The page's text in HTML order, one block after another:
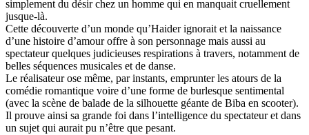
simplement du désir chez un homme qui en manquait cruellement
jusque-là.
Cette découverte d’un monde qu’Haider ignorait et la naissance
d’une histoire d’amour offre à son personnage mais aussi au
spectateur quelques judicieuses respirations à travers, notamment de
belles séquences musicales et de danse.
Le réalisateur ose même, par instants, emprunter les atours de la
comédie romantique voire d’une forme de burlesque sentimental
(avec la scène de balade de la silhouette géante de Biba en scooter).
Il prouve ainsi sa grande foi dans l’intelligence du spectateur et dans
un sujet qui aurait pu n’être que pesant.